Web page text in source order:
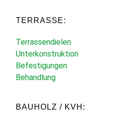
TERRASSE:
Terrassendielen
Unterkonstruktion
Befestigungen
Behandlung
BAUHOLZ / KVH: